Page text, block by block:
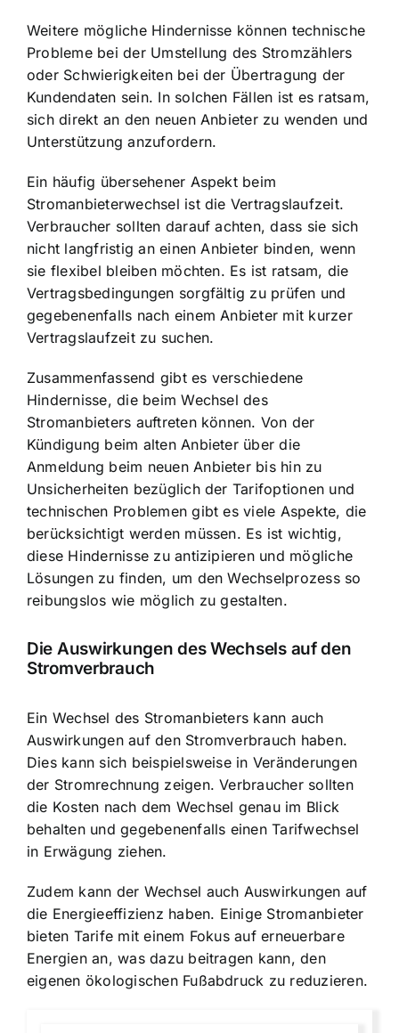
Weitere mögliche Hindernisse können technische
Probleme bei der Umstellung des Stromzählers
oder Schwierigkeiten bei der Übertragung der
Kundendaten sein. In solchen Fällen ist es ratsam,
sich direkt an den neuen Anbieter zu wenden und
Unterstützung anzufordern.
Ein häufig übersehener Aspekt beim
Stromanbieterwechsel ist die Vertragslaufzeit.
Verbraucher sollten darauf achten, dass sie sich
nicht langfristig an einen Anbieter binden, wenn
sie flexibel bleiben möchten. Es ist ratsam, die
Vertragsbedingungen sorgfältig zu prüfen und
gegebenenfalls nach einem Anbieter mit kurzer
Vertragslaufzeit zu suchen.
Zusammenfassend gibt es verschiedene
Hindernisse, die beim Wechsel des
Stromanbieters auftreten können. Von der
Kündigung beim alten Anbieter über die
Anmeldung beim neuen Anbieter bis hin zu
Unsicherheiten bezüglich der Tarifoptionen und
technischen Problemen gibt es viele Aspekte, die
berücksichtigt werden müssen. Es ist wichtig,
diese Hindernisse zu antizipieren und mögliche
Lösungen zu finden, um den Wechselprozess so
reibungslos wie möglich zu gestalten.
Die Auswirkungen des Wechsels auf den
Stromverbrauch
Ein Wechsel des Stromanbieters kann auch
Auswirkungen auf den Stromverbrauch haben.
Dies kann sich beispielsweise in Veränderungen
der Stromrechnung zeigen. Verbraucher sollten
die Kosten nach dem Wechsel genau im Blick
behalten und gegebenenfalls einen Tarifwechsel
in Erwägung ziehen.
Zudem kann der Wechsel auch Auswirkungen auf
die Energieeffizienz haben. Einige Stromanbieter
bieten Tarife mit einem Fokus auf erneuerbare
Energien an, was dazu beitragen kann, den
eigenen ökologischen Fußabdruck zu reduzieren.